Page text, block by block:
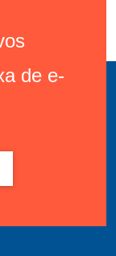
de e-